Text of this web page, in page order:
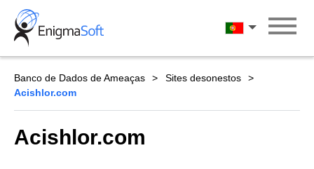
Skip
content
Português
Banco de Dados de Ameaças
Sites desonestos
Acishlor.com
Acishlor.com